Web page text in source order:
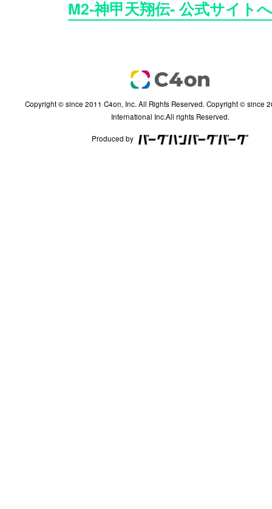
M2-神甲天翔伝- 公式サイトへ
Copyright © since 2011 C4on, Inc. All Rights Reserved. Copyright © since 2002 InterServ
International Inc.All rights Reserved.
Produced by